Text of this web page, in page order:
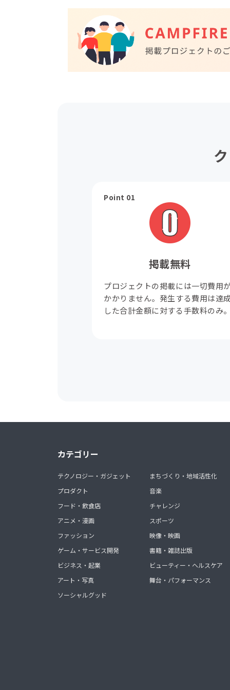
Point 01
掲載無料
プロジェクトの掲載には一切費用
かかりません。発生する費用は達
した合計金額に対する手数料のみ
カテゴリー
テクノロジー・ガジェット
プロダクト
フード・飲食店
アニメ・漫画
ファッション
ゲーム・サービス開発
ビジネス・起業
アート・写真
ソーシャルグッド
まちづくり・地域活性化
音楽
チャレンジ
スポーツ
映像・映画
書籍・雑誌出版
ビューティー・ヘルスケア
舞台・パフォーマンス